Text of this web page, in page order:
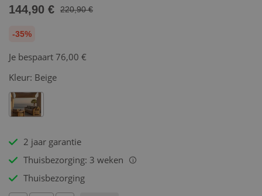
144,90 € 220,90 €
-35%
Je bespaart 76,00 €
Kleur: Beige
2 jaar garantie
Thuisbezorging: 3 weken
i
Thuisbezorging